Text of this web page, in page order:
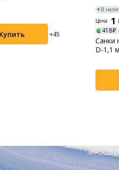
Купить +45
В
Цена
1
418
Санки
D-1,1